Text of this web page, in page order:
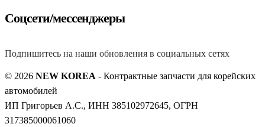
Соцсети/мессенджеры
Подпишитесь на наши обновления в социальных сетях
© 2026 NEW KOREA - Контрактные запчасти для корейских
автомобилей
ИП Григорьев А.С., ИНН 385102972645, ОГРН
317385000061060